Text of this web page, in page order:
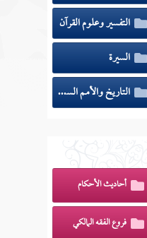
التفسير وعلوم القرآن
السيرة
التاريخ والأمم السابقة
أحاديث الأحكام
فروع الفقه المالكي